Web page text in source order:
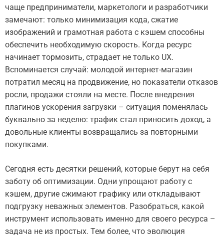
чаще предприниматели, маркетологи и разработчики
замечают: только минимизация кода, сжатие
изображений и грамотная работа с кэшем способны
обеспечить необходимую скорость. Когда ресурс
начинает тормозить, страдает не только UX.
Вспоминается случай: молодой интернет-магазин
потратил месяц на продвижение, но показатели отказов
росли, продажи стояли на месте. После внедрения
плагинов ускорения загрузки – ситуация поменялась
буквально за неделю: трафик стал приносить доход, а
довольные клиенты возвращались за повторными
покупками.
Сегодня есть десятки решений, которые берут на себя
заботу об оптимизации. Одни упрощают работу с
кэшем, другие сжимают графику или откладывают
подгрузку неважных элементов. Разобраться, какой
инструмент использовать именно для своего ресурса –
задача не из простых. Тем более, что эволюция